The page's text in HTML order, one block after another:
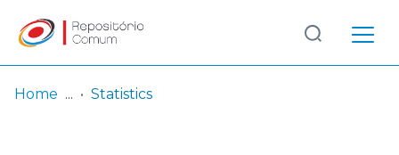
Log
In
(current)
Home Statistics